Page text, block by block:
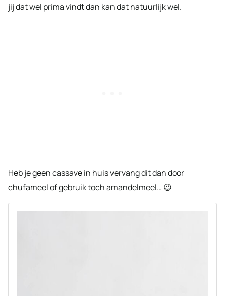
jij dat wel prima vindt dan kan dat natuurlijk wel.
Heb je geen cassave in huis vervang dit dan door
chufameel of gebruik toch amandelmeel… 😉